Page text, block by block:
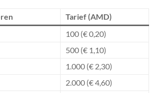
Tarief (AMD)
100 (€ 0,20)
500 (€ 1,10)
1.000 (€ 2,30)
2.000 (€ 4,60)